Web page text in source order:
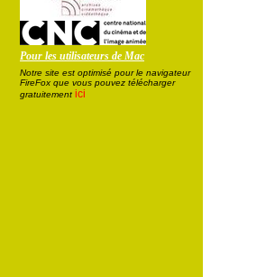
Pour les utilisateurs de Mac
Notre site est optimisé pour le navigateur
FireFox que vous pouvez télécharger
gratuitement ici